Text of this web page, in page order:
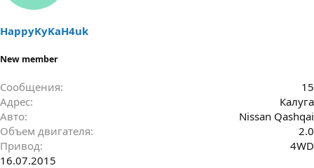
м
HappyKyKaH4uk
New member
Сообщения
15
Адрес
Калуга
Авто
Nissan Qashqai
Объем двигателя
2.0
Привод
4WD
16.07.2015